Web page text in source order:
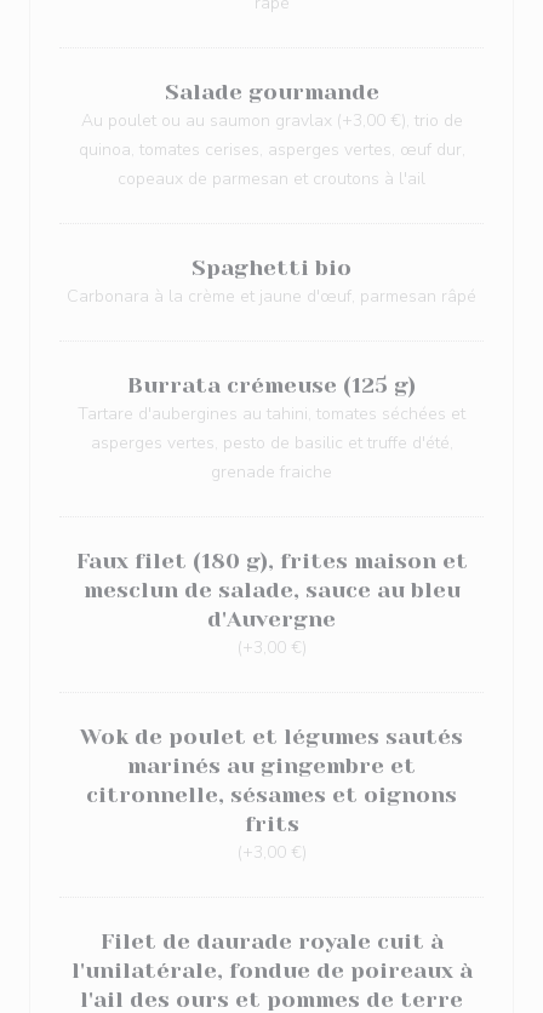
Salade gourmande
Au poulet ou au saumon gravlax (+3,00 €), trio de
quinoa, tomates cerises, asperges vertes, œuf dur,
copeaux de parmesan et croutons à l'ail
Spaghetti bio
Carbonara à la crème et jaune d'œuf, parmesan râpé
Burrata crémeuse (125 g)
Tartare d'aubergines au tahini, tomates séchées et
asperges vertes, pesto de basilic et truffe d'été,
grenade fraiche
Faux filet (180 g), frites maison et
mesclun de salade, sauce au bleu
d'Auvergne
(+3,00 €)
Wok de poulet et légumes sautés
marinés au gingembre et
citronnelle, sésames et oignons
frits
(+3,00 €)
Filet de daurade royale cuit à
l'unilatérale, fondue de poireaux à
l'ail des ours et pommes de terre